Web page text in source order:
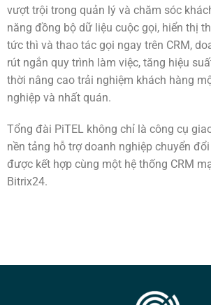
vượt trội trong quản lý và chăm sóc
năng đồng bộ dữ liệu cuộc gọi, hiển thị
tức thì và thao tác gọi ngay trên CRM,
rút ngắn quy trình làm việc, tăng hiệu
thời nâng cao trải nghiệm khách hàng
nghiệp và nhất quán.
Tổng đài PiTEL không chỉ là công cụ
nền tảng hỗ trợ doanh nghiệp chuyển
được kết hợp cùng một hệ thống CRM
Bitrix24.